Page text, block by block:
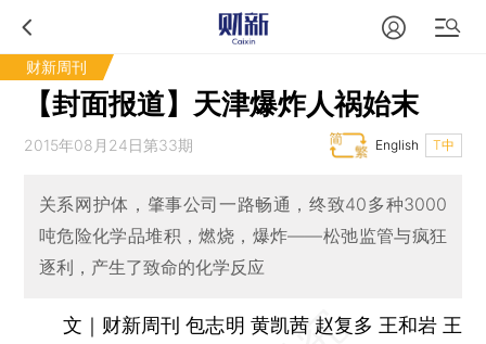
财新周刊
【封面报道】天津爆炸人祸始末
2015年08月24日第33期 T中
English
关系网护体，肇事公司一路畅通，终致40多种3000
吨危险化学品堆积，燃烧，爆炸——松弛监管与疯狂
逐利，产生了致命的化学反应
文｜财新周刊 包志明 黄凯茜 赵复多 王和岩 王